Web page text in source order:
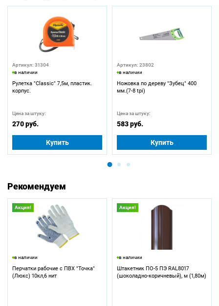
Артикул: 31304
в наличии
Рулетка "Classic" 7,5м, пластик.
корпус.
Цена за штуку:
270 руб.
Купить
Артикул: 23802
в наличии
Ножовка по дереву "Зубец" 400
мм.(7-8 tpi)
Цена за штуку:
583 руб.
Купить
Рекомендуем
Акция!
в наличии
Перчатки рабочие с ПВХ "Точка"
(Люкс) 10кл,6 нит
Акция!
в наличии
Штакетник ПО-5 ПЭ RAL8017
(шоколадно-коричневый), м (1,80м)